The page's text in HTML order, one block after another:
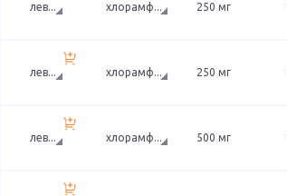
лев... хлорамф... 250 мг
лев... хлорамф... 250 мг
лев... хлорамф... 500 мг